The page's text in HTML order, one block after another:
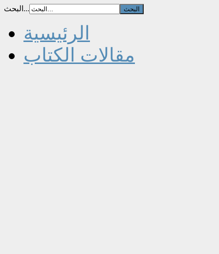
البحث...
الرئيسية
مقالات الكتاب